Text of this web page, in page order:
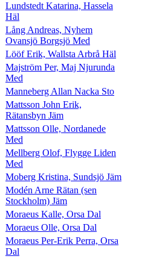
Lundstedt Katarina, Hassela
Häl
Lång Andreas, Nyhem
Ovansjö Borgsjö Med
Lööf Erik, Wallsta Arbrå Häl
Majström Per, Maj Njurunda
Med
Manneberg Allan Nacka Sto
Mattsson John Erik,
Rätansbyn Jäm
Mattsson Olle, Nordanede
Med
Mellberg Olof, Flygge Liden
Med
Moberg Kristina, Sundsjö Jäm
Modén Arne Rätan (sen
Stockholm) Jäm
Moraeus Kalle, Orsa Dal
Moraeus Olle, Orsa Dal
Moraeus Per-Erik Perra, Orsa
Dal